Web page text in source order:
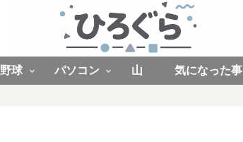
野球 パソコン 山 気になった事